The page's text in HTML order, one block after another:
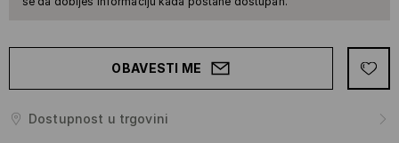
OBAVESTI ME
Dostupnost u trgovini